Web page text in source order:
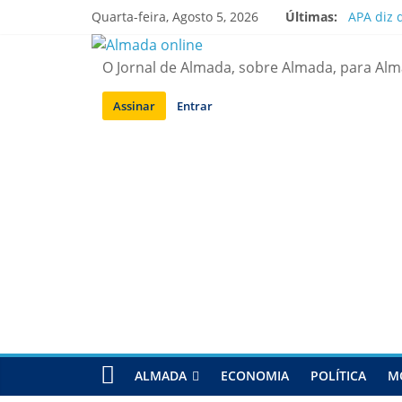
Quarta-feira, Agosto 5, 2026 Últimas:
APA diz
Ponte
O Jornal de Almada, sobre Almada, para
Assinar Entrar
ALMADA ECONOMIA POLÍTICA